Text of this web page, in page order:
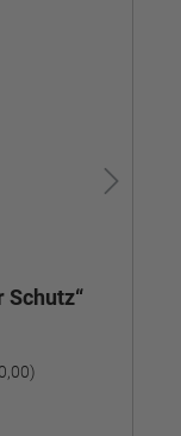
Schutz“